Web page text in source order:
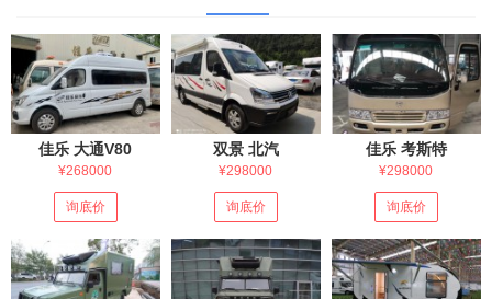
佳乐 大通V80
¥268000
询底价
双景 北汽
¥298000
询底价
佳乐 考斯特
¥298000
询底价